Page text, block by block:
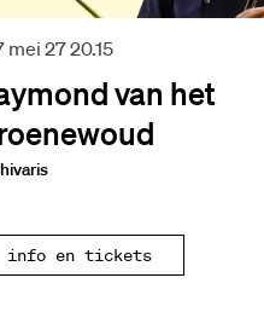
van het
mei 2720.15
info en tickets